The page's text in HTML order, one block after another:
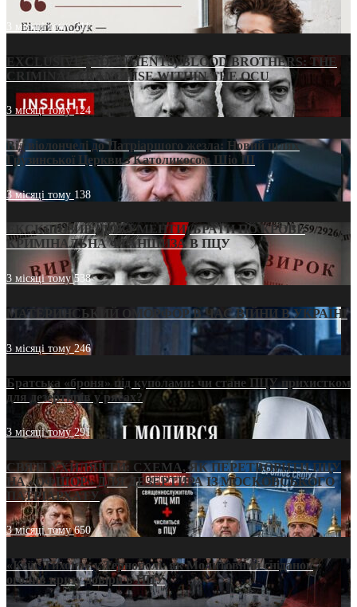
3 місяці тому211
EXCLUSIVE (DOCUMENTS)/BLOOD BROTHERS: THE
CRIMINAL FRANCHISE WITHIN THE OCU
3 місяці тому124
Від віолончелі до Патріаршого жезла: Новий шлях
Грузинської Церкви з Католикосом Шіо III
3 місяці тому 138
ЕКСКЛЮЗИВ (ДОКУМЕНТИ)/БРАТИ ПО КРОВІ:
КРИМІНАЛЬНА ФРАНШИЗА В ПЦУ
3 місяці тому538
МАТЕРИНСЬКИЙ ОМОРФОР В ЧАС ВІЙНИ В УКРАЇНІ
3 місяці тому246
Братська «броня» під куполами: чи стане ПЦУ прихистком
для дезертирів у рясах?
3 місяці тому291
СВЯТІ УХИЛЯНТИ: СХЕМА, ЯК ПЕРЕТВОРИТИ ПЦУ
НА «ОФШОР» ДЛЯ ДЕЗЕРТИРА ІЗ МОСКОВСЬКОГО
ПАТРІАРХАТУ
3 місяці тому650
«Кейс Тихона» у Тернополі: як Молитовний сніданок
оголив кризу довіри в ПЦУ